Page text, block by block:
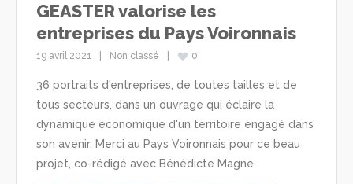
GEASTER valorise les
entreprises du Pays Voironnais
19 avril 2021 Non classé 0
36 portraits d'entreprises, de toutes tailles et de
tous secteurs, dans un ouvrage qui éclaire la
dynamique économique d'un territoire engagé dans
son avenir. Merci au Pays Voironnais pour ce beau
projet, co-rédigé avec Bénédicte Magne.